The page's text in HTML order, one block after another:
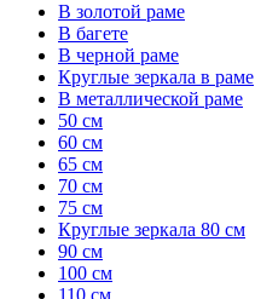
В золотой раме
В багете
В черной раме
Круглые зеркала в раме
В металлической раме
50 см
60 см
65 см
70 см
75 см
Круглые зеркала 80 см
90 см
100 см
110 см